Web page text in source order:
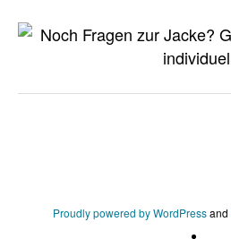
Proudly powered by WordPressand